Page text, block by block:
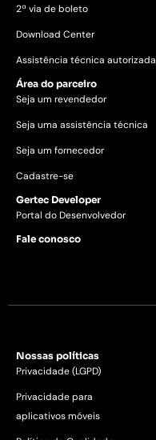
2ª via de boleto
Download Center
Assistência técnica autorizada
Área do parceiro
Seja um revendedor
Seja uma assistência técnica
Seja um fornecedor
Cadastre-se
Gertec Developer
Portal do Desenvolvedor
Fale conosco
Nossas políticas
Privacidade (LGPD)
Privacidade para
aplicativos móveis